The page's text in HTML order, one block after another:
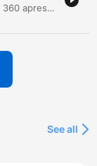
O episódio do Gabinete de Guerra das Manhãs 360 apresenta uma análise militar detalhada com o Coronel José do Carmo sobre os conflitos atuais na Ucrânia e no Médio Oriente. A discussão aborda a escassez crítica de interceptores balísticos na Ucrânia, a exploração russa desta vulnerabilidade e as dificuldades de sanções contra componentes ocidentais em mísseis russos. O debate estende-se à instabilidade geopolítica no Irão, examinando o papel da Guarda Revolucionária nas negociações de paz e os riscos de novos acordos que possam comprometer a liberdade de navegação no Estreito de Ormuz. O analista explora as implicações das ações iranianas para o direito internacional e a segurança do comércio global.
See all